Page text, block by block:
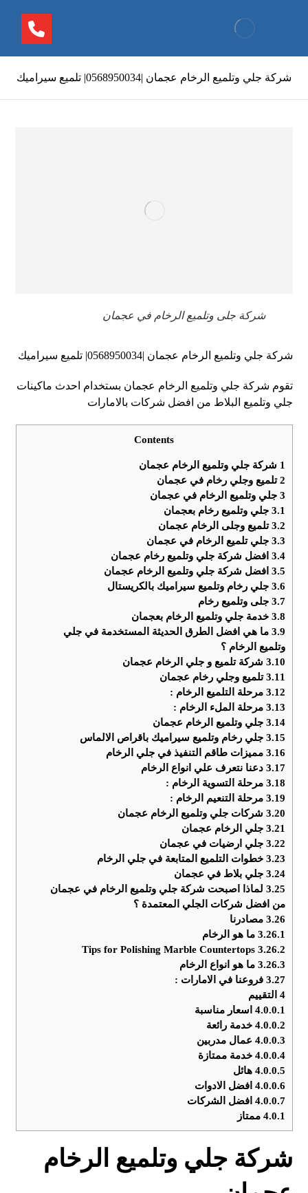
شركة جلي وتلميع الرخام عجمان |0568950034| تلميع سيراميك
شركة جلى وتلميع الرخام في عجمان
شركة جلي وتلميع الرخام عجمان |0568950034| تلميع سيراميك
تقوم شركة جلي وتلميع الرخام عجمان بستخدام احدث ماكينات
جلي وتلميع البلاط من افضل شركات بالامارات
Contents
1 شركة جلي وتلميع الرخام عجمان
2تلميع وجلي رخام في عجمان
3 جلي وتلميع الرخام في عجمان
3.1 جلي وتلميع رخام بعجمان
3.2تلميع وجلى الرخام عجمان
3.3 جلي تلميع الرخام في عجمان
3.4 افضل شركة جلي وتلميع رخام عجمان
3.5 افضل شركة جلي وتلميع الرخام عجمان
3.6 جلي رخام وتلميع سيراميك بالكريستال
3.7 جلى وتلميع رخام
3.8 خدمة جلي وتلميع الرخام بعجمان
3.9 ما هي افضل الطرق الحديثة المستخدمة في جلي
وتلميع الرخام ؟
3.10 شركة تلميع و جلي الرخام عجمان
3.11تلميع وجلي رخام عجمان
3.12 مرحلة التلميع الرخام :
3.13 مرحلة الملء الرخام :
3.14 جلي وتلميع الرخام عجمان
3.15 جلي رخام وتلميع سيراميك باقراص الالماس
3.16 مميزات طاقم التنفيذ في جلي الرخام
3.17 دعنا نتعرف علي انواع الرخام
3.18 مرحلة التسوية الرخام :
3.19 مرحلة التنعيم الرخام :
3.20 شركات جلي وتلميع الرخام عجمان
3.21 جلي الرخام عجمان
3.22 جلي ارضيات في عجمان
3.23 خطوات التلميع المتابعة في جلي الرخام
3.24 جلي بلاط في عجمان
3.25 لماذا اصبحت شركة جلي وتلميع الرخام في عجمان
من افضل شركات الجلي المعتمدة ؟
3.26 مصادرنا
3.26.1 ما هو الرخام
3.26.2
Tips for Polishing Marble Countertops
3.26.3 ما هو انواع الرخام
3.27 فروعنا في الامارات :
4 التقييم
4.0.0.1 اسعار مناسبة
4.0.0.2 خدمة رائعة
4.0.0.3 عمال مدربين
4.0.0.4 خدمة ممتازة
4.0.0.5 هائل
4.0.0.6 افضل الادوات
4.0.0.7 افضل الشركات
4.0.1 ممتاز
شركة جلي وتلميع الرخام